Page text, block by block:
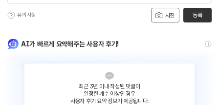
사진
유의사항 등록
AI가 빠르게 요약해주는 사용자 후기!
최근 3년 이내 작성된 댓글이
일정한 개수 이상인 경우
사용자 후기 요약 정보가 제공됩니다.